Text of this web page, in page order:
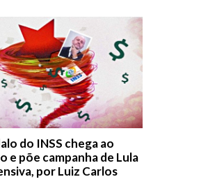
do INSS chega ao
e põe campanha de Lula
por Luiz Carlos